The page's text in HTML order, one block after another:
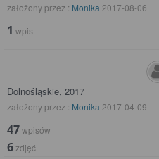
założony przez : Monika 2017-08-06
1 wpis
Dolnośląskie, 2017
założony przez : Monika 2017-04-09
47wpisów
6 zdjęć